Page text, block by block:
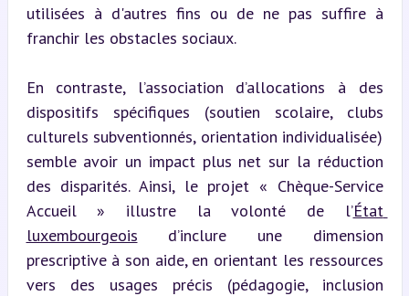
utilisées à d'autres fins ou de ne pas suffire à
franchir les obstacles sociaux.
En contraste, l’association d’allocations à des
dispositifs spécifiques (soutien scolaire, clubs
culturels subventionnés, orientation individualisée)
semble avoir un impact plus net sur la réduction
des disparités. Ainsi, le projet « Chèque-Service
Accueil » illustre la volonté de l’État
luxembourgeois d’inclure une dimension
prescriptive à son aide, en orientant les ressources
vers des usages précis (pédagogie, inclusion